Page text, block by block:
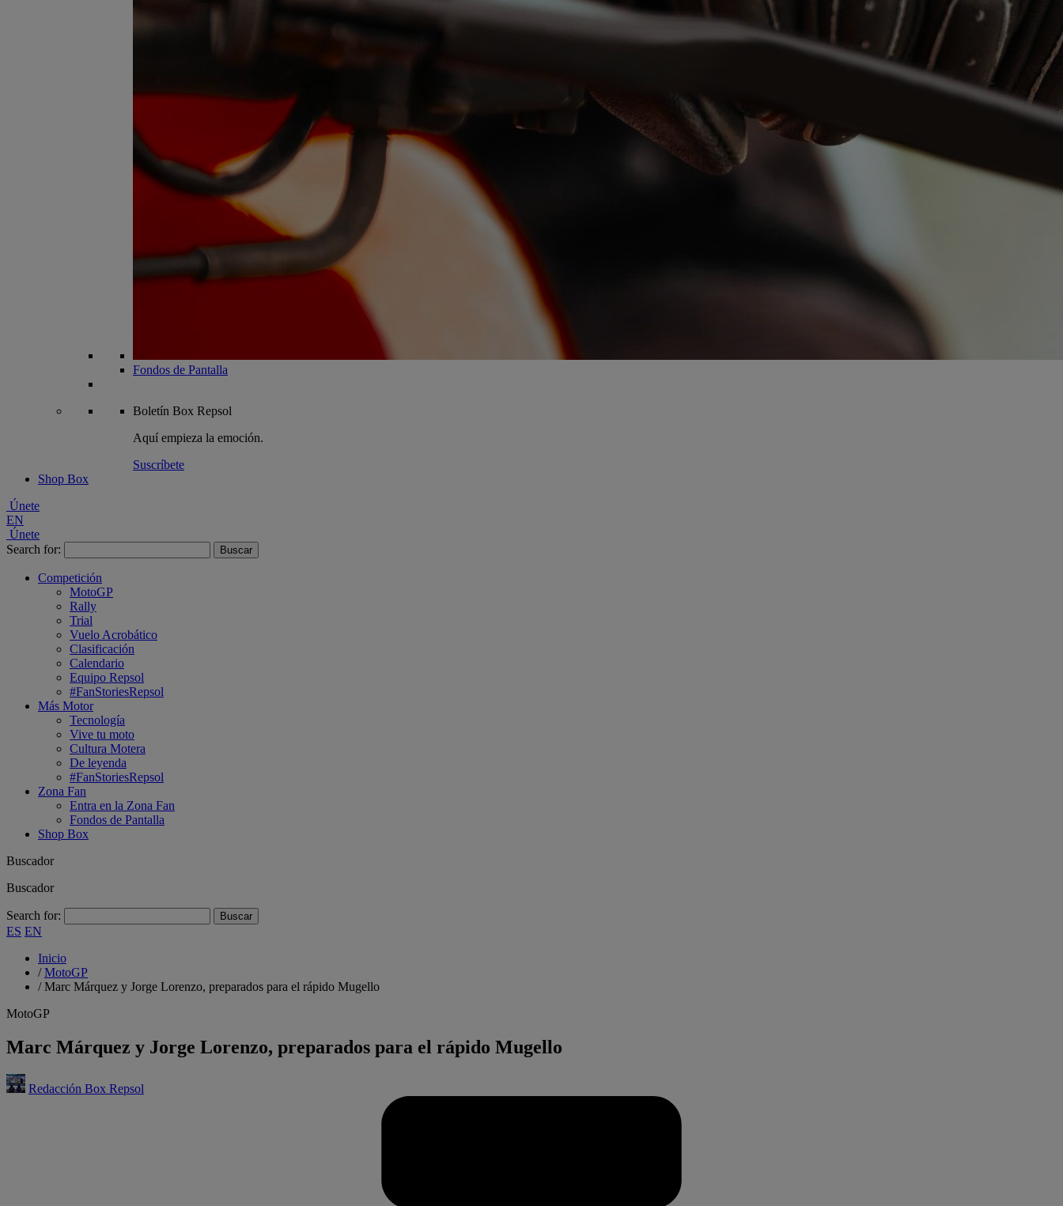
Fondos de Pantalla
Boletín Box Repsol
Aquí empieza la emoción.
Suscríbete
Shop Box
Únete
EN
Únete
Search for:
Competición
MotoGP
Rally
Trial
Vuelo Acrobático
Clasificación
Calendario
Equipo Repsol
#FanStoriesRepsol
Más Motor
Tecnología
Vive tu moto
Cultura Motera
De leyenda
#FanStoriesRepsol
Zona Fan
Entra en la Zona Fan
Fondos de Pantalla
Shop Box
Buscador
Buscador
Search for:
ES EN
Inicio
/MotoGP
/Marc Márquez y Jorge Lorenzo, preparados para el rápido Mugello
MotoGP
Marc Márquez y Jorge Lorenzo, preparados para el rápido Mugello
Redacción Box Repsol